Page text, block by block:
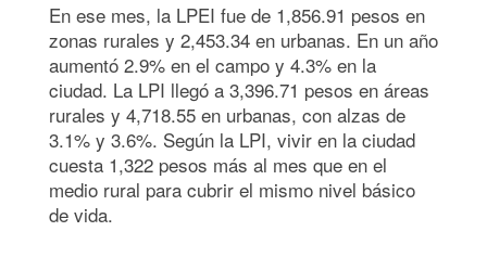
En ese mes, la LPEI fue de 1,856.91 pesos en
zonas rurales y 2,453.34 en urbanas. En un año
aumentó 2.9% en el campo y 4.3% en la
ciudad. La LPI llegó a 3,396.71 pesos en áreas
rurales y 4,718.55 en urbanas, con alzas de
3.1% y 3.6%. Según la LPI, vivir en la ciudad
cuesta 1,322 pesos más al mes que en el
medio rural para cubrir el mismo nivel básico
de vida.